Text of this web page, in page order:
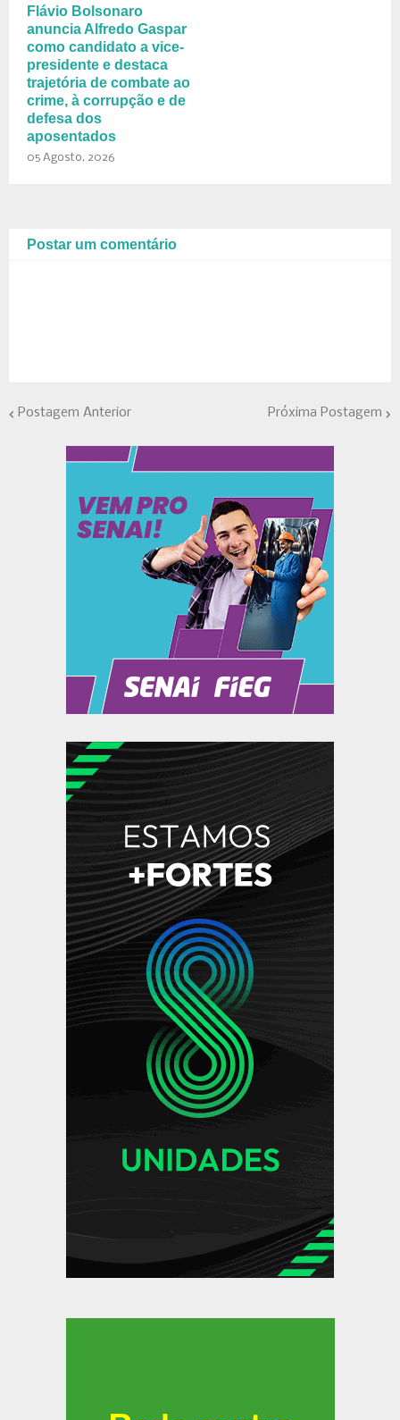
Flávio Bolsonaro
anuncia Alfredo Gaspar
como candidato a vice-
presidente e destaca
trajetória de combate ao
crime, à corrupção e de
defesa dos
aposentados
05 Agosto, 2026
Postar um comentário
Postagem Anterior Próxima Postagem